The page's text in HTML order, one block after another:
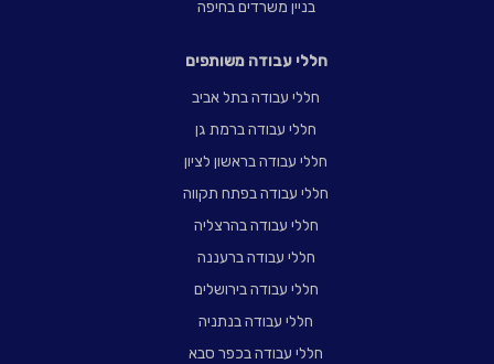
בניין משרדים בחיפה
חללי עבודה משותפים
חללי עבודה בתל אביב
חללי עבודה ברמת גן
חללי עבודה בראשון לציון
חללי עבודה בפתח תקווה
חללי עבודה בהרצליה
חללי עבודה ברעננה
חללי עבודה בירושלים
חללי עבודה בנתניה
חללי עבודה בכפר סבא